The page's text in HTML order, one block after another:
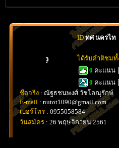
ID ทศ นครไท
ได้รับคำติชม
0 คะแนน
0 คะแนน
ชื่อจริง : ณัฐธชนพงศ์ วัชโลณุรักษ์
E-mail : nutot1090@gmail.com
เบอร์โทร : 0955058584
วันสมัคร : 26 พฤษจิกายน 2561